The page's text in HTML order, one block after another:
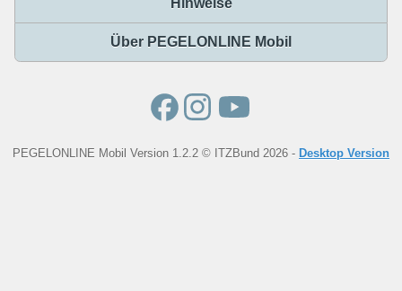
Über PEGELONLINE Mobil
PEGELONLINE Mobil Version 1.2.2 © ITZBund 2026 - Desktop Version